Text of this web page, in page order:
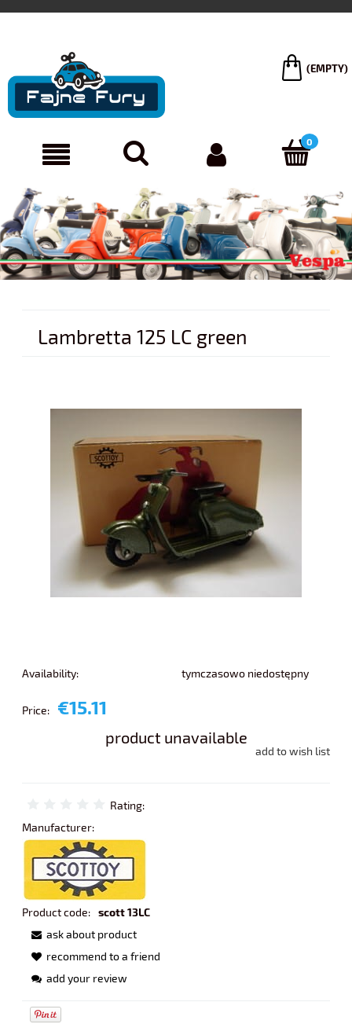
(EMPTY)
Lambretta 125 LC green
Availability: tymczasowo niedostępny
Price: €15.11
product unavailable
add to wish list
Rating:
Manufacturer:
Product code: scott 13LC
ask about product
recommend to a friend
add your review